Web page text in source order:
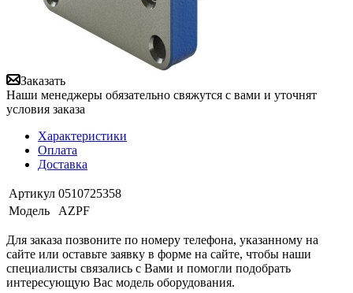
Заказать
Наши менеджеры обязательно свяжутся с вами и уточнят
условия заказа
Характеристики
Оплата
Доставка
Артикул 0510725358
Модель
AZPF
Для заказа позвоните по номеру телефона, указанному на
сайте или оставьте заявку в форме на сайте, чтобы наши
специалисты связались с Вами и помогли подобрать
интересующую Вас модель оборудования.